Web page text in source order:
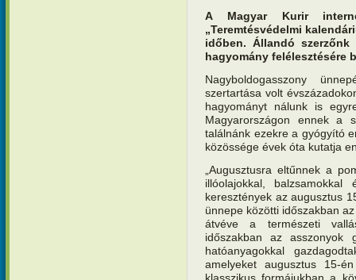
A Magyar Kurir
„Teremtésvédelmi
időben. Állandó
hagyomány felélesztésére
Nagyboldogasszony
szertartása volt
hagyományt nálunk is
Magyarországon ennek a
találnánk ezekre a gyógyító
közössége évek óta kutatja
„Augusztusra eltűnnek a
illóolajokkal,
keresztények az augusztus
ünnepe közötti időszakban
átvéve a természeti
időszakban az asszonyok
hatóanyagokkal
amelyeket augusztus 15-
klasszikus formájukban a